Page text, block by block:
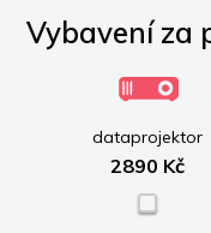
Vybavení za
dataprojektor
2890 Kč